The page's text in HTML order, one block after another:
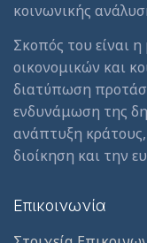
κοινωνικής
Σκοπός του είναι
οικονομικών και
διατύπωση
ενδυνάμωση της
ανάπτυξη
διοίκηση και την
Επικοινωνία